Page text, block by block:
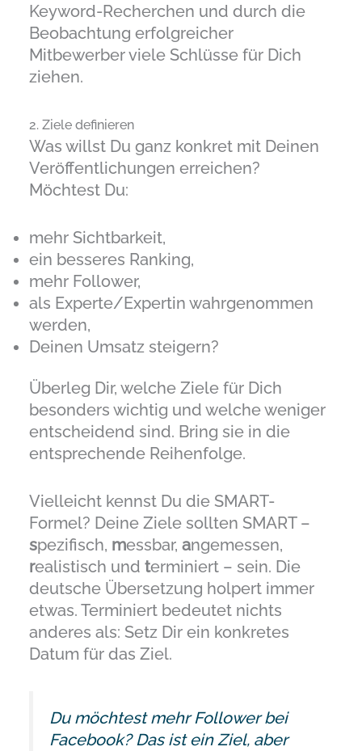
Keyword-Recherchen und durch die
Beobachtung erfolgreicher
Mitbewerber viele Schlüsse für Dich
ziehen.
2. Ziele definieren
Was willst Du ganz konkret mit Deinen
Veröffentlichungen erreichen?
Möchtest Du:
mehr Sichtbarkeit,
ein besseres Ranking,
mehr Follower,
als Experte/Expertin wahrgenommen
werden,
Deinen Umsatz steigern?
Überleg Dir, welche Ziele für Dich
besonders wichtig und welche weniger
entscheidend sind. Bring sie in die
entsprechende Reihenfolge.
Vielleicht kennst Du die SMART-
Formel? Deine Ziele sollten SMART –
spezifisch, messbar,angemessen,
realistisch undterminiert – sein. Die
deutsche Übersetzung holpert immer
etwas. Terminiert bedeutet nichts
anderes als: Setz Dir ein konkretes
Datum für das Ziel.
Du möchtest mehr Follower bei
Facebook? Das ist ein Ziel, aber